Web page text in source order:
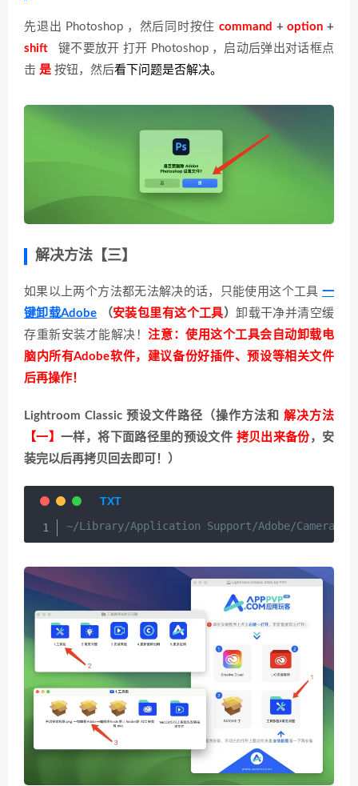
先退出 Photoshop ，然后同时按住 command +option +
shift 键不要放开 打开 Photoshop ，启动后弹出对话框点
击 是按钮，然后看下问题是否解决。
解决方法【三】
如果以上两个方法都无法解决的话，只能使用这个工具 一
键卸载Adobe （安装包里有这个工具）卸载干净并清空缓
存重新安装才能解决！注意：使用这个工具会自动卸载电
脑内所有Adobe软件，建议备份好插件、预设等相关文件
后再操作！
Lightroom Classic 预设文件路径（操作方法和 解决方法
【一】一样，将下面路径里的预设文件 拷贝出来备份，安
装完以后再拷贝回去即可！）
~/Library/Application Support/Adobe/